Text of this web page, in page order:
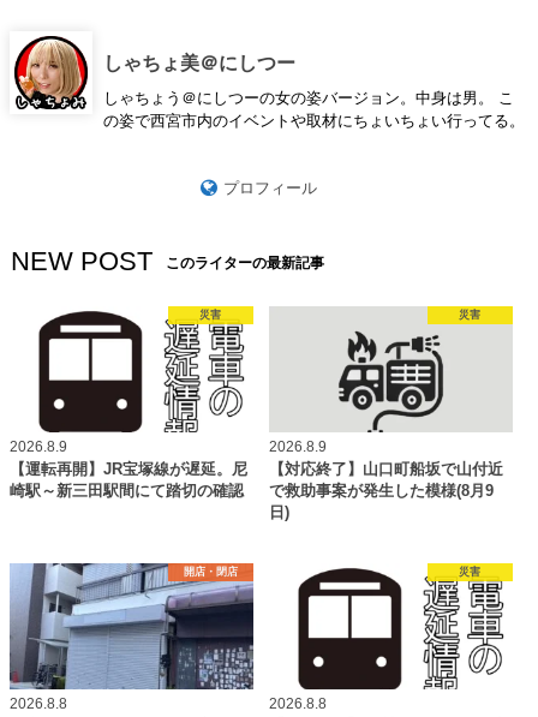
しゃちょ美＠にしつー
しゃちょう＠にしつーの女の姿バージョン。中身は男。 こ
の姿で西宮市内のイベントや取材にちょいちょい行ってる。
プロフィール
NEW POST このライターの最新記事
災害
2026.8.9
【運転再開】JR宝塚線が遅延。尼
崎駅～新三田駅間にて踏切の確認
災害
2026.8.9
【対応終了】山口町船坂で山付近
で救助事案が発生した模様(8月9
日)
開店・閉店
2026.8.8
災害
2026.8.8